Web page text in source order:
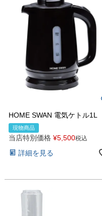
HOME SWAN 電気ケトル1L
現物商品
当店特別価格 ¥5,500税込
詳細を見る